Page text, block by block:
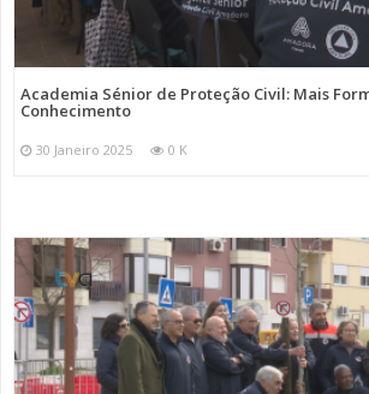
Academia Sénior de Proteção Civil: Mais
Conhecimento
30 Janeiro 2025 0 K